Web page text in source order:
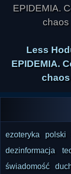
Less
EPIDEMIA.
chaos
ezoteryka polski
dezinformacja
świadomość